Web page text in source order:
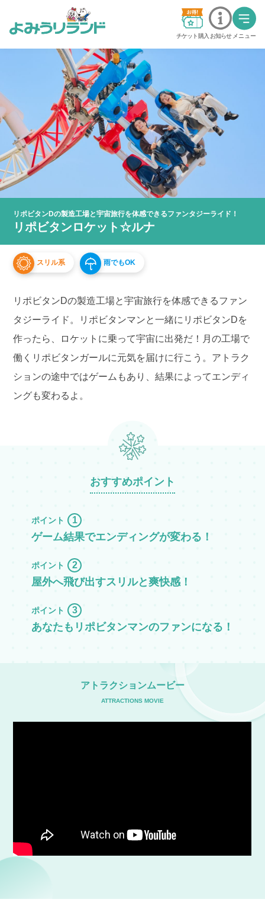
チケット購入 お知らせ メニュー
料金・チケット
営業時間・カレンダー
交通アクセス
アトラクション
イベント
ステージショー
アシカショー
レストラン・ショップ
団体のお客様
アトラクション待ち時間
ゴンドラ運行状況
よみランCLUBで
お得な会員特典!
リポビタンDの製造工場と宇宙旅行を体感できるファンタジーライド！
リポビタンロケット☆ルナ
スリル系 雨でもOK
リポビタンDの製造工場と宇宙旅行を体感できるファン
タジーライド。リポビタンマンと一緒にリポビタンDを
作ったら、ロケットに乗って宇宙に出発だ！月の工場で
働くリポビタンガールに元気を届けに行こう。アトラク
ションの途中ではゲームもあり、結果によってエンディ
ングも変わるよ。
おすすめポイント
ポイント 1
ゲーム結果でエンディングが変わる！
ポイント 2
屋外へ飛び出すスリルと爽快感！
ポイント 3
あなたもリポビタンマンのファンになる！
アトラクションムービー
ATTRACTIONS MOVIE